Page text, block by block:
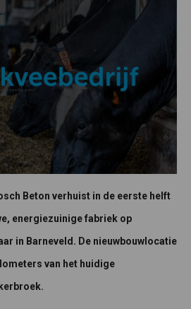
Beton verhuist in de eerste helft
energiezuinige fabriek op
in Barneveld. De nieuwbouwlocatie
van het huidige